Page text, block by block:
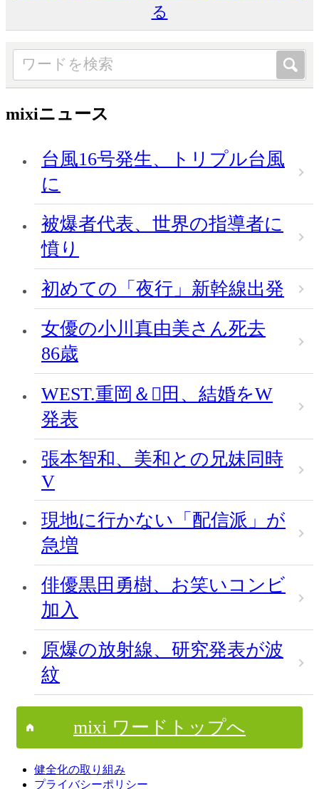
る
mixiニュース
台風16号発生、トリプル台風
に
被爆者代表、世界の指導者に
憤り
初めての「夜行」新幹線出発
女優の小川真由美さん死去
86歳
WEST.重岡＆田、結婚をW
発表
張本智和、美和との兄妹同時
V
現地に行かない「配信派」が
急増
俳優黒田勇樹、お笑いコンビ
加入
原爆の放射線、研究発表が波
紋
mixi ワードトップへ
健全化の取り組み
プライバシーポリシー